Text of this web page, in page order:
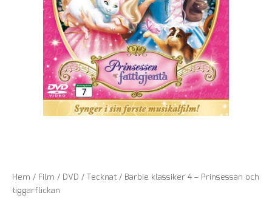
Hem / Film / DVD /Tecknat/ Barbie klassiker 4 – Prinsessan och
tiggarflickan